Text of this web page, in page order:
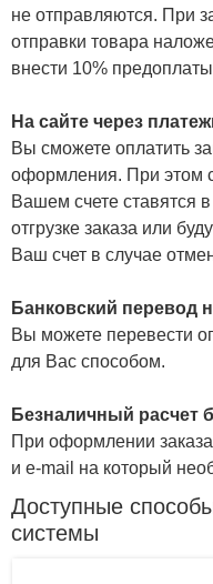
не отправляются. При
отправки товара
внести 10%
На сайте через
Вы сможете оплатить
оформления. При этом
Вашем счете ставятся
отгрузке заказа или
Ваш счет в случае
Банковский перевод
Вы можете перевести
для Вас способом.
Безналичный расчет
При оформлении
и e-mail на который
Доступные
системы